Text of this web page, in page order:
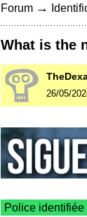
Forum →
What is the
26/05/
Police identifiée